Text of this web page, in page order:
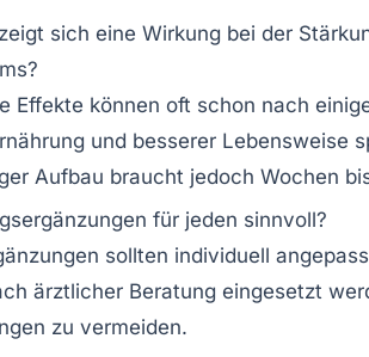
sich eine Wirkung bei der
Effekte können oft schon nach
und besserer Lebensweise
Aufbau braucht jedoch Wochen
für jeden sinnvoll?
sollten individuell
ärztlicher Beratung eingesetzt
zu vermeiden.